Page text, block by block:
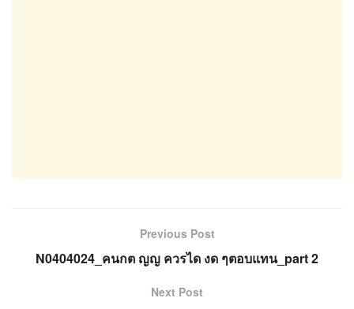
Previous Post
N0404024_คนกต ญญ ควรได งด ๆตอบแทน_part 2
Next Post